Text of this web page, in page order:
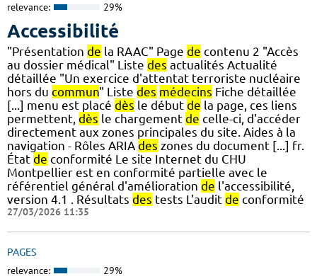
relevance: 29%
Accessibilité
"Présentation de la RAAC" Page de contenu 2 "Accès
au dossier médical" Liste des actualités Actualité
détaillée "Un exercice d'attentat terroriste nucléaire
hors du commun" Liste des médecins Fiche détaillée
[...] menu est placé dès le début de la page, ces liens
permettent, dès le chargement de celle-ci, d'accéder
directement aux zones principales du site. Aides à la
navigation - Rôles ARIA des zones du document [...] fr.
État de conformité Le site Internet du CHU
Montpellier est en conformité partielle avec le
référentiel général d'amélioration de l'accessibilité,
version 4.1 . Résultats des tests L'audit de conformité
27/03/2026 11:35
PAGES
relevance: 29%